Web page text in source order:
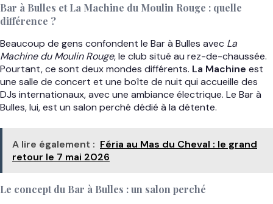
Bar à Bulles et La Machine du Moulin Rouge : quelle
différence ?
Beaucoup de gens confondent le Bar à Bulles avec La
Machine du Moulin Rouge, le club situé au rez-de-chaussée.
Pourtant, ce sont deux mondes différents. La Machine est
une salle de concert et une boîte de nuit qui accueille des
DJs internationaux, avec une ambiance électrique. Le Bar à
Bulles, lui, est un salon perché dédié à la détente.
A lire également : Féria au Mas du Cheval : le grand
retour le 7 mai 2026
Le concept du Bar à Bulles : un salon perché